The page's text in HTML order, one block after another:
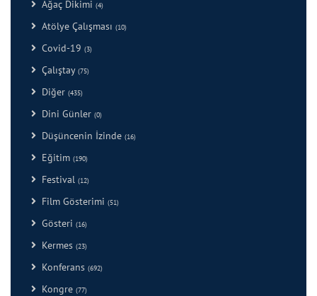
Ağaç Dikimi (4)
Atölye Çalışması (10)
Covid-19 (3)
Çalıştay (75)
Diğer (435)
Dini Günler (0)
Düşüncenin İzinde (16)
Eğitim (190)
Festival (12)
Film Gösterimi (51)
Gösteri (16)
Kermes (23)
Konferans (692)
Kongre (77)